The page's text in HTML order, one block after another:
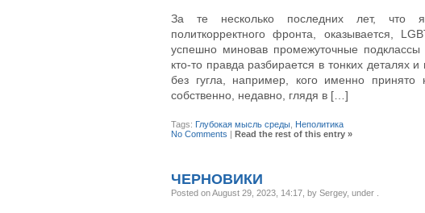
За те несколько последних лет, что
политкорректного фронта, оказывается,
успешно миновав промежуточные
кто-то правда разбирается в тонких деталях
без гугла, например, кого именно принято
собственно, недавно, глядя в […]
Tags: Глубокая мысль среды Неполитика
No Comments | Read the rest of this entry »
ЧЕРНОВИКИ
Posted on August 29, 2023, 14:17, by Sergey, under